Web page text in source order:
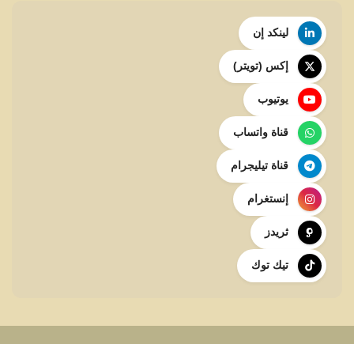
لينكد إن
إكس (تويتر)
يوتيوب
قناة واتساب
قناة تيليجرام
إنستغرام
ثريدز
تيك توك